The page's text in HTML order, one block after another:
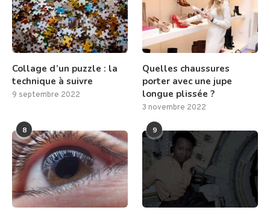
Collage d’un puzzle : la
technique à suivre
9 septembre 2022
Quelles chaussures
porter avec une jupe
longue plissée ?
3 novembre 2022
8 9